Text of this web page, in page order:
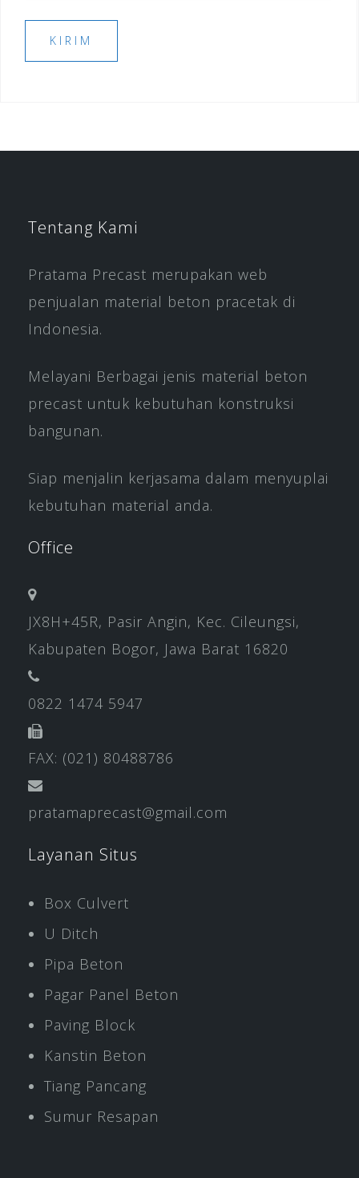
Tentang Kami
Pratama Precast merupakan web
penjualan material beton pracetak di
Indonesia.
Melayani Berbagai jenis material beton
precast untuk kebutuhan konstruksi
bangunan.
Siap menjalin kerjasama dalam menyuplai
kebutuhan material anda.
Office
JX8H+45R, Pasir Angin, Kec. Cileungsi,
Kabupaten Bogor, Jawa Barat 16820
0822 1474 5947
FAX: (021) 80488786
pratamaprecast@gmail.com
Layanan Situs
Box Culvert
U Ditch
Pipa Beton
Pagar Panel Beton
Paving Block
Kanstin Beton
Tiang Pancang
Sumur Resapan